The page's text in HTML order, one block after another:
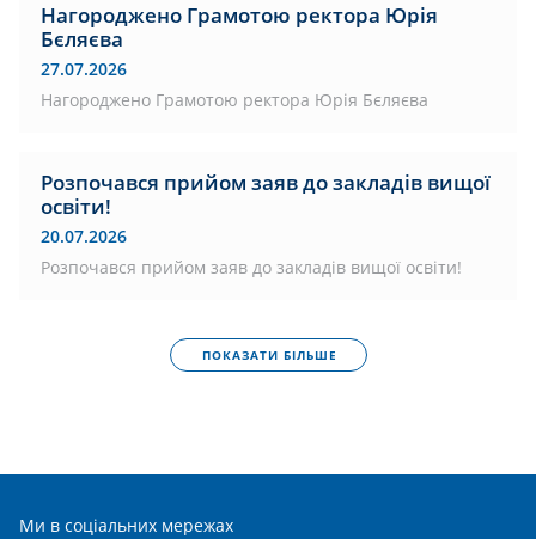
Нагороджено Грамотою ректора Юрія
Бєляєва
27.07.2026
Нагороджено Грамотою ректора Юрія Бєляєва
Розпочався прийом заяв до закладів вищої
освіти!
20.07.2026
Розпочався прийом заяв до закладів вищої освіти!
ПОКАЗАТИ БІЛЬШЕ
Ми в соціальних мережах